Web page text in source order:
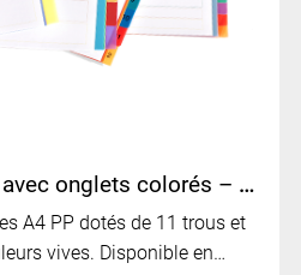
Intercalaires A4 PP avec onglets colorés – Options de plusieurs pages | MFO-034
A4 PP dotés de 11 trous et
vives. Disponible en